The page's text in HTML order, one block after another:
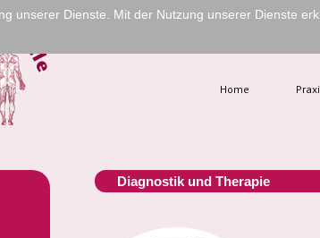
Home
Diagnostik und Therapie
unserer Dienste. Mit der Nutzung unserer Dienste